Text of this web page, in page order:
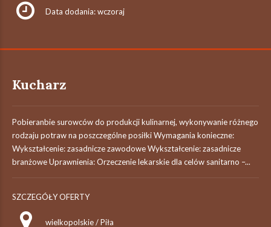
Data dodania: wczoraj
Kucharz
Pobieranbie surowców do produkcji kulinarnej, wykonywanie różnego
rodzaju potraw na poszczególne posiłki Wymagania konieczne:
Wykształcenie: zasadnicze zawodowe Wykształcenie: zasadnicze
branżowe Uprawnienia: Orzeczenie lekarskie dla celów sanitarno –...
SZCZEGÓŁY OFERTY
wielkopolskie / Piła